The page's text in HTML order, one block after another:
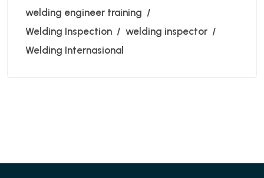
welding engineer training
Welding Inspection
welding inspector
Welding Internasional